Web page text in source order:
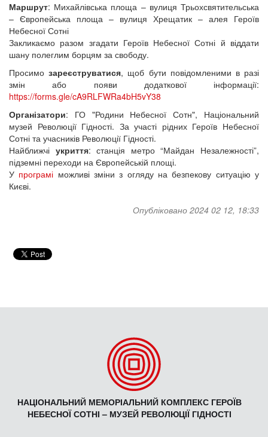
Маршрут: Михайлівська площа – вулиця Трьохсвятительська
– Європейська площа – вулиця Хрещатик – алея Героїв
Небесної Сотні
Закликаємо разом згадати Героїв Небесної Сотні й віддати
шану полеглим борцям за свободу.
Просимозареєструватися, щоб бути повідомленими в разі
змін або появи додаткової інформації:
https://forms.gle/cA9RLFWRa4bH5vY38
Організатори: ГО "Родини Небесної Сотн", Національний
музей Революції Гідності. За участі рідних Героїв Небесної
Сотні та учасників Революції Гідності.
Найближчі укриття: станція метро “Майдан Незалежності”,
підземні переходи на Європейській площі.
У програмі можливі зміни з огляду на безпекову ситуацію у
Києві.
Опубліковано 2024 02 12, 18:33
НАЦІОНАЛЬНИЙ МЕМОРІАЛЬНИЙ КОМПЛЕКС ГЕРОЇВ
НЕБЕСНОЇ СОТНІ – МУЗЕЙ РЕВОЛЮЦІЇ ГІДНОСТІ